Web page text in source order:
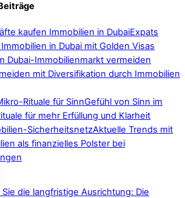
Expats
in Dubai mit Golden Visas
mit Diversifikation durch Immobilien
Gefühl von Sinn im
für mehr Erfüllung und Klarheit
Aktuelle Trends mit
als finanzielles Polster bei
Sie die langfristige Ausrichtung: Die